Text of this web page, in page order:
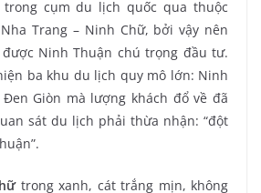
cụm du lịch quốc qua thuộc
Trang – Ninh Chữ, bởi vậy nên
Ninh Thuận chú trọng đầu tư.
ba khu du lịch quy mô lớn: Ninh
Ðen Giòn mà lượng khách đổ về đã
sát du lịch phải thừa nhận: “đột
trong xanh, cát trắng mịn, không